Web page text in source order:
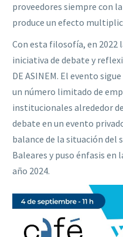
proveedores siempre con
produce un efecto
Con esta filosofía, en 2022
iniciativa de debate y
DE ASINEM. El evento
un número limitado de
institucionales alrededor
debate en un evento
balance de la situación del
Baleares y puso énfasis en
año 2024.